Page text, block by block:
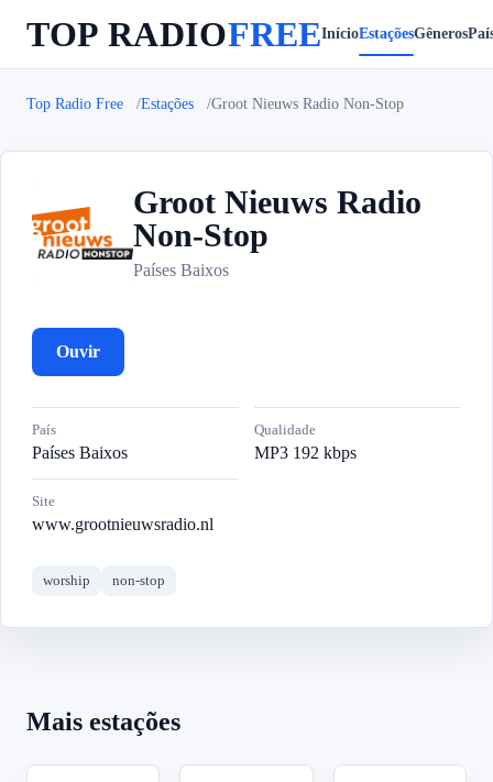
TOP RADIOFREEInícioEstaçõesGêneros
Top Radio Free Estações Groot Nieuws Radio Non-Stop
G
Groot Nieuws Radio
Non-Stop
Países Baixos
Ouvir
País
Países Baixos
Qualidade
MP3 192 kbps
Site
www.grootnieuwsradio.nl
worship non-stop
Mais estações